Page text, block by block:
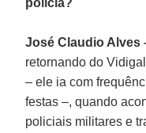
José Claudio Alves
retornando do
– ele ia com
festas –, quando
policiais militares e